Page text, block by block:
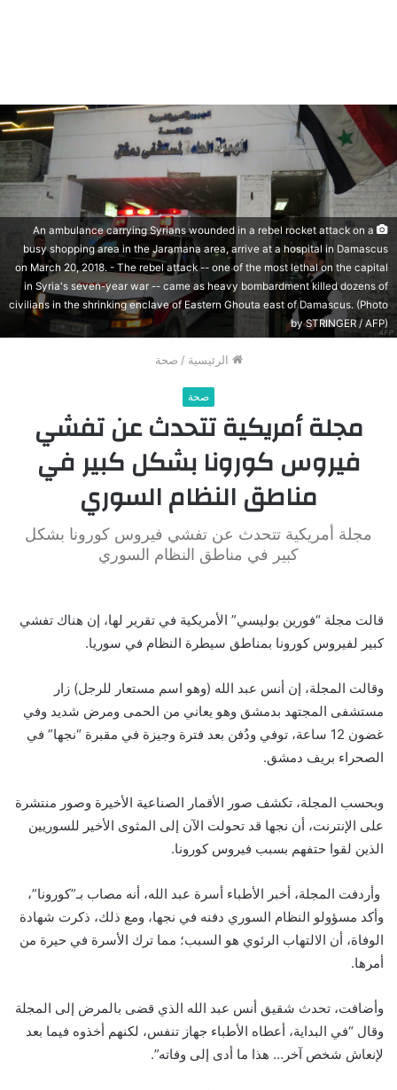
An ambulance carrying Syrians wounded in a rebel rocket attack on a
busy shopping area in the Jaramana area, arrive at a hospital in Damascus
on March 20, 2018. - The rebel attack -- one of the most lethal on the capital
in Syria's seven-year war -- came as heavy bombardment killed dozens of
civilians in the shrinking enclave of Eastern Ghouta east of Damascus. (Photo
by STRINGER / AFP)
الرئيسية / صحة
صحة
مجلة أمريكية تتحدث عن تفشي
فيروس كورونا بشكل كبير في
مناطق النظام السوري
مجلة أمريكية تتحدث عن تفشي فيروس كورونا بشكل
كبير في مناطق النظام السوري
قالت مجلة “فورين بوليسي” الأمريكية في تقرير لها، إن هناك تفشي
كبير لفيروس كورونا بمناطق سيطرة النظام في سوريا.
وقالت المجلة، إن أنس عبد الله (وهو اسم مستعار للرجل) زار
مستشفى المجتهد بدمشق وهو يعاني من الحمى ومرض شديد وفي
غضون 12 ساعة، توفي ودُفن بعد فترة وجيزة في مقبرة “نجها” في
الصحراء بريف دمشق.
وبحسب المجلة، تكشف صور الأقمار الصناعية الأخيرة وصور منتشرة
على الإنترنت، أن نجها قد تحولت الآن إلى المثوى الأخير للسوريين
الذين لقوا حتفهم بسبب فيروس كورونا.
وأردفت المجلة، أخبر الأطباء أسرة عبد الله، أنه مصاب بـ”كورونا”،
وأكد مسؤولو النظام السوري دفنه في نجها، ومع ذلك، ذكرت شهادة
الوفاة، أن الالتهاب الرئوي هو السبب؛ مما ترك الأسرة في حيرة من
أمرها.
وأضافت، تحدث شقيق أنس عبد الله الذي قضى بالمرض إلى المجلة
وقال “في البداية، أعطاه الأطباء جهاز تنفس، لكنهم أخذوه فيما بعد
لإنعاش شخص آخر… هذا ما أدى إلى وفاته”.